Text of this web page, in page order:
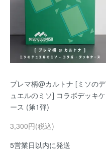
プレマ柄@カルトナ [ミソのデ
ュエルのミソ] コラボデッキケ
ース (第1弾)
3,300円(税込)
5営業日以内に発送